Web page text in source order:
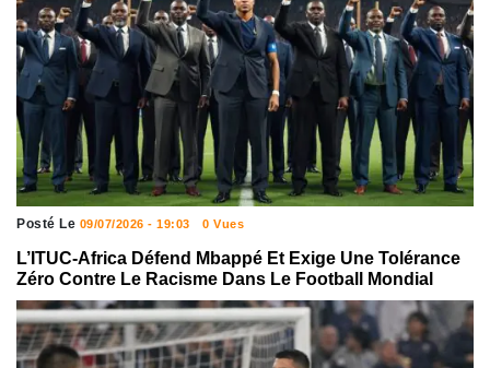
Posté Le 09/07/2026 - 19:03 0 Vues
L’ITUC-Africa Défend Mbappé Et Exige Une Tolérance
Zéro Contre Le Racisme Dans Le Football Mondial